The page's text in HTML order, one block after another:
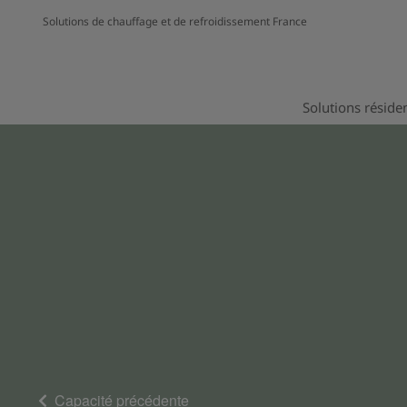
Solutions de chauffage et de refroidissement France
Solutions
Capacité précédente